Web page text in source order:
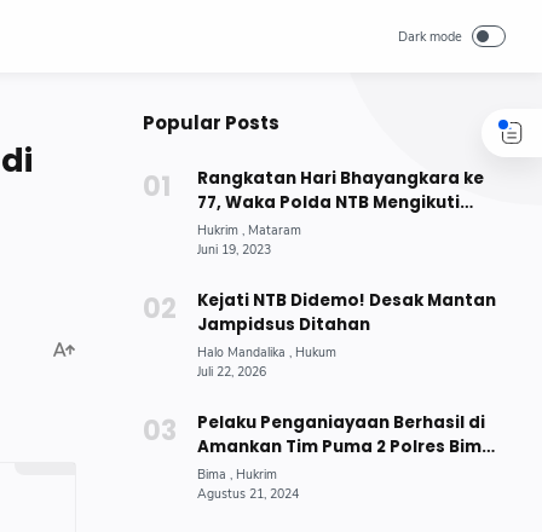
Popular Posts
Rangkatan Hari Bhayangkara ke
77, Waka Polda NTB Mengikuti
Lomba Menembak di Mako
Brimobda NTB
Kejati NTB Didemo! Desak Mantan
Jampidsus Ditahan
Pelaku Penganiayaan Berhasil di
Amankan Tim Puma 2 Polres Bima
Kota